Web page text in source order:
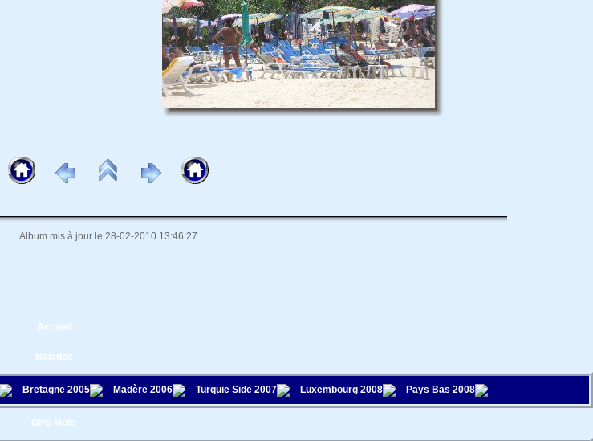
Album mis à jour le 28-02-2010 13:46:27
Accueil
Balades
Bretagne 2005 Madère 2006 Turquie Side 2007 Luxembourg 2008 Pays Bas 2008
GPS Moto